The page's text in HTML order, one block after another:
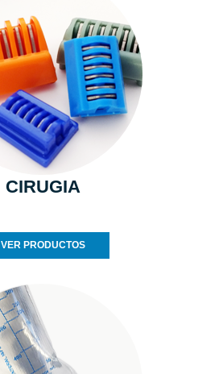
CIRUGIA
VER PRODUCTOS